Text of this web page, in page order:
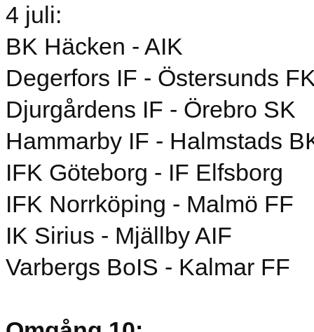
4 juli:
BK Häcken - AIK
Degerfors IF - Östersunds
Djurgårdens IF - Örebro SK
Hammarby IF - Halmstads
IFK Göteborg - IF Elfsborg
IFK Norrköping - Malmö FF
IK Sirius - Mjällby AIF
Varbergs BoIS - Kalmar FF